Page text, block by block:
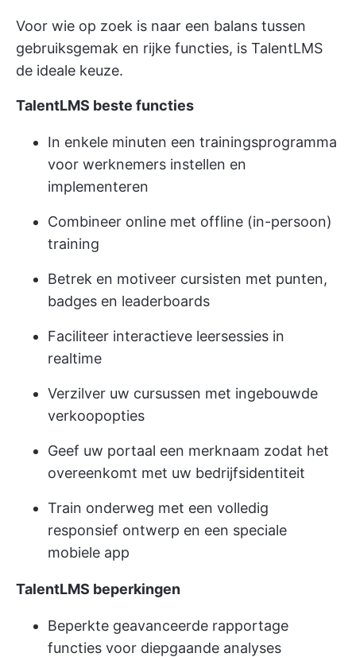
Voor wie op zoek is naar een balans tussen
gebruiksgemak en rijke functies, is TalentLMS
de ideale keuze.
TalentLMS beste functies
In enkele minuten een trainingsprogramma
voor werknemers instellen en
implementeren
Combineer online met offline (in-persoon)
training
Betrek en motiveer cursisten met punten,
badges en leaderboards
Faciliteer interactieve leersessies in
realtime
Verzilver uw cursussen met ingebouwde
verkoopopties
Geef uw portaal een merknaam zodat het
overeenkomt met uw bedrijfsidentiteit
Train onderweg met een volledig
responsief ontwerp en een speciale
mobiele app
TalentLMS beperkingen
Beperkte geavanceerde rapportage
functies voor diepgaande analyses